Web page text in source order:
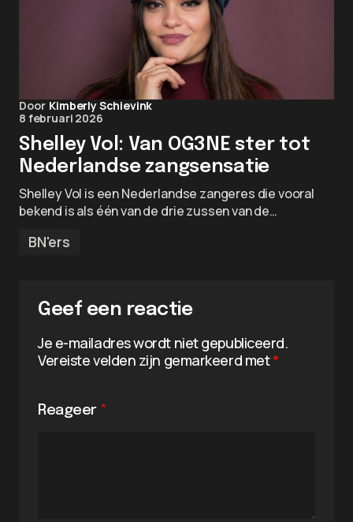
Door Kimberly Schievink
8 februari 2026
Shelley Vol: Van OG3NE ster tot
Nederlandse zangsensatie
Shelley Vol is een Nederlandse zangeres die vooral
bekend is als één van de drie zussen van de…
BN'ers
Geef een reactie
Je e-mailadres wordt niet gepubliceerd.
Vereiste velden zijn gemarkeerd met*
Reageer *